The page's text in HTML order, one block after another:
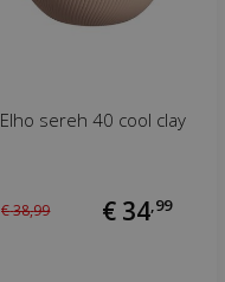
Elho sereh 40 cool clay
€38,99 € 34 99